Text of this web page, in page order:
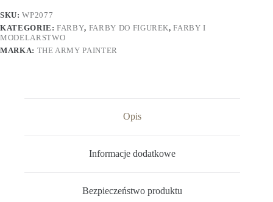
SKU:WP2077
KATEGORIE:FARBY, FARBY DO FIGUREK,FARBY I
MODELARSTWO
MARKA: THE ARMY PAINTER
Opis
Informacje dodatkowe
Bezpieczeństwo produktu